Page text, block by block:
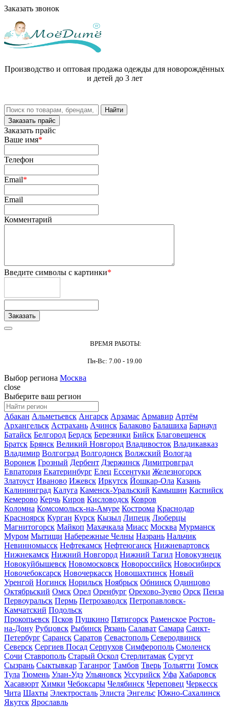
Заказать звонок
Производство и оптовая продажа одежды для новорождённых
и детей до 3 лет
Заказать прайс
Заказать прайс
Ваше имя*
Телефон
Email*
Email
Комментарий
Введите символы с картинки*
ВРЕМЯ РАБОТЫ:
Пн-Вс: 7.00 - 19.00
Выбор региона Москва
close
Выберите ваш регион
Абакан Альметьевск Ангарск Арзамас Армавир Артём
Архангельск Астрахань Ачинск Балаково Балашиха Барнаул
Батайск Белгород Бердск Березники Бийск Благовещенск
Братск Брянск Великий Новгород Владивосток Владикавказ
Владимир Волгоград Волгодонск Волжский Вологда
Воронеж Грозный Дербент Дзержинск Димитровград
Евпатория Екатеринбург Елец Ессентуки Железногорск
Златоуст Иваново Ижевск Иркутск Йошкар-Ола Казань
Калининград Калуга Каменск-Уральский Камышин Каспийск
Кемерово Керчь Киров Кисловодск Ковров
Коломна Комсомольск-на-Амуре Кострома Краснодар
Красноярск Курган Курск Кызыл Липецк Люберцы
Магнитогорск Майкоп Махачкала Миасс Москва Мурманск
Муром Мытищи Набережные Челны Назрань Нальчик
Невинномысск Нефтекамск Нефтеюганск Нижневартовск
Нижнекамск Нижний Новгород Нижний Тагил Новокузнецк
Новокуйбышевск Новомосковск Новороссийск Новосибирск
Новочебоксарск Новочеркасск Новошахтинск Новый
Уренгой Ногинск Норильск Ноябрьск Обнинск Одинцово
Октябрьский Омск Орел Оренбург Орехово-Зуево Орск Пенза
Первоуральск Пермь Петрозаводск Петропавловск-
Камчатский Подольск
Прокопьевск Псков Пушкино Пятигорск Раменское Ростов-
на-Дону Рубцовск Рыбинск Рязань Салават Самара Санкт-
Петербург Саранск Саратов Севастополь Северодвинск
Северск Сергиев Посад Серпухов Симферополь Смоленск
Сочи Ставрополь Старый Оскол Стерлитамак Сургут
Сызрань Сыктывкар Таганрог Тамбов Тверь Тольятти Томск
Тула Тюмень Улан-Удэ Ульяновск Уссурийск Уфа Хабаровск
Хасавюрт Химки Чебоксары Челябинск Череповец Черкесск
Чита Шахты Электросталь Элиста Энгельс Южно-Сахалинск
Якутск Ярославль